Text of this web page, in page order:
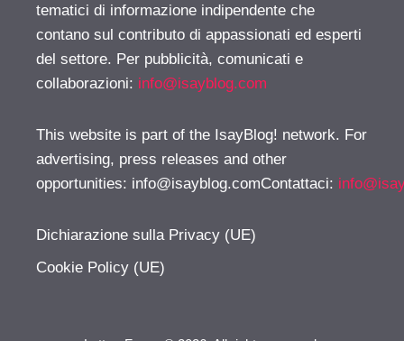
tematici di informazione indipendente che
contano sul contributo di appassionati ed esperti
del settore. Per pubblicità, comunicati e
collaborazioni: info@isayblog.com
This website is part of the IsayBlog! network. For
advertising, press releases and other
opportunities: info@isayblog.comContattaci:
Dichiarazione sulla Privacy (UE)
Cookie Policy (UE)